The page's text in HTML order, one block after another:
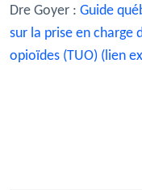
Dre Goyer : Guide
sur la prise en charge
opioïdes (TUO) (lien